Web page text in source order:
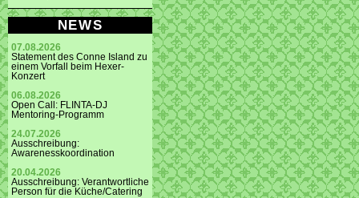
NEWS
07.08.2026
Statement des Conne Island zu
einem Vorfall beim Hexer-
Konzert
06.08.2026
Open Call: FLINTA-DJ
Mentoring-Programm
24.07.2026
Ausschreibung:
Awarenesskoordination
20.04.2026
Ausschreibung: Verantwortliche
Person für die Küche/Catering